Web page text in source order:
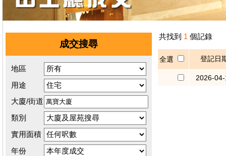
成交搜尋
地區
用途
大廈/街道
類別
實用面積
年份
共找到 1 個記錄
全選 登記日
2026-